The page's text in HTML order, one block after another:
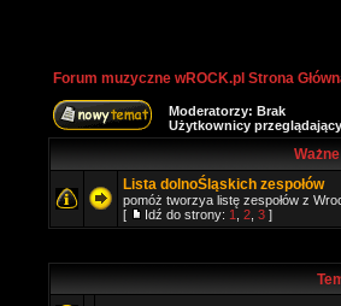
Forum muzyczne wROCK.pl Strona
Moderatorzy: Brak
Użytkownicy
Lista dolnoŚląskich zespołów
pomóż tworzya listę zespołów z
[
Idź do strony: 1 2 3 ]